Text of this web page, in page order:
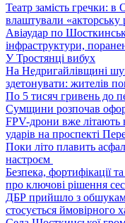
Театр замість гречки: в
влаштували «акторську
Авіаудар по
інфраструктури,
У Тростянці вибух
На Недригайлівщині
здетонувати: жителів
По 5 тисяч гривень до
Сумщини розпочав
FPV-дрони вже літають
ударів на проспекті
Поки літо плавить
настроєм
Безпека, фортифікації
про ключові рішення
ДБР прийшло з
стосується ймовірного